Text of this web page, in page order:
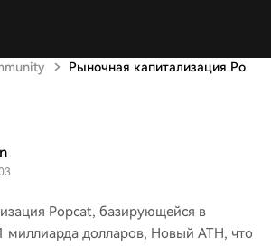
Рыночная капитализация Po
Popcat, базирующейся в
миллиарда долларов, Новый ATH, что